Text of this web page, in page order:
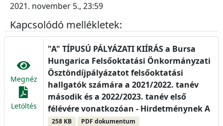
2021. november 5., 23:59
Kapcsolódó mellékletek:
Megnéz
Letöltés
"A" TÍPUSÚ PÁLYÁZATI KIÍRÁS a Bursa
Hungarica Felsőoktatási Önkormányzati
Ösztöndíjpályázatot felsőoktatási
hallgatók számára a 2021/2022. tanév
második és a 2022/2023. tanév első
félévére vonatkozóan - Hirdetménynek A
258 KB PDF dokumentum